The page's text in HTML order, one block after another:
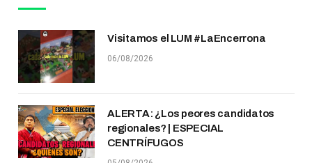
Visitamos el LUM #LaEncerrona
06/08/2026
ALERTA: ¿Los peores candidatos
regionales? | ESPECIAL
CENTRÍFUGOS